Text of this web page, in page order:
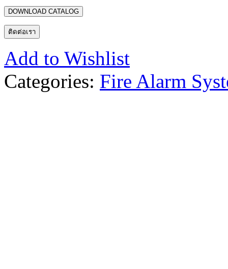
DOWNLOAD CATALOG
ติดต่อเรา
Add to Wishlist
Categories: Fire Alarm